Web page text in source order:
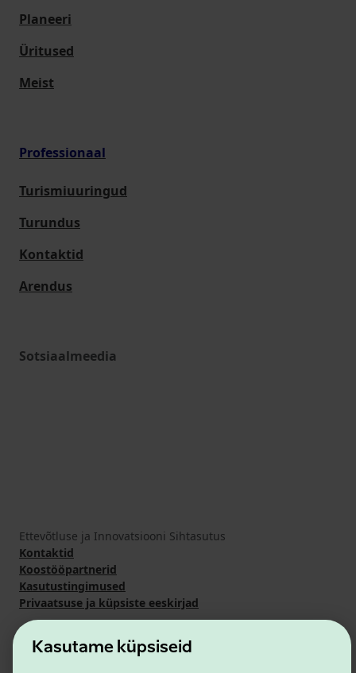
Kasutame küpsiseid
Planeeri
Üritused
Meist
Professionaal
Turismiuuringud
Turundus
Kontaktid
Arendus
Sotsiaalmeedia
Ettevõtluse ja Innovatsiooni Sihtasutus
Kontaktid
Koostööpartnerid
Kasutustingimused
Privaatsuse ja küpsiste eeskirjad